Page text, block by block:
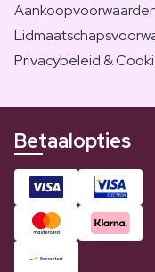
Privacybeleid &
Betaalopties